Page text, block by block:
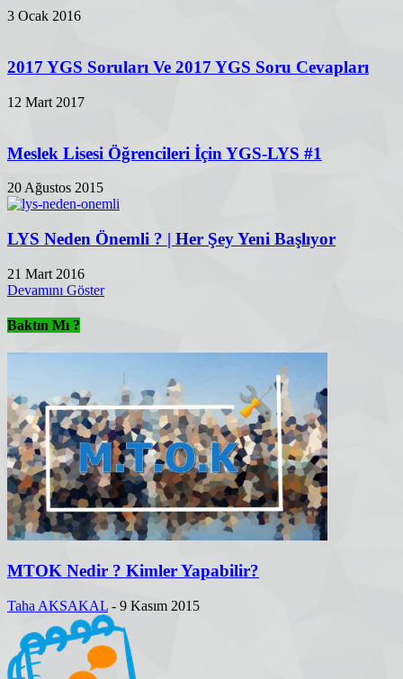
3 Ocak 2016
2017 YGS Soruları Ve 2017 YGS Soru Cevapları
12 Mart 2017
Meslek Lisesi Öğrencileri İçin YGS-LYS #1
20 Ağustos 2015
LYS Neden Önemli ? | Her Şey Yeni Başlıyor
21 Mart 2016
Devamını Göster
Baktın Mı ?
MTOK Nedir ? Kimler Yapabilir?
Taha AKSAKAL - 9 Kasım 2015